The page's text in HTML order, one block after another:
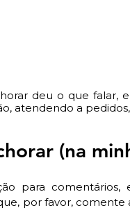
deu o que falar,
atendendo a
(na
para comentários,
por favor, comente